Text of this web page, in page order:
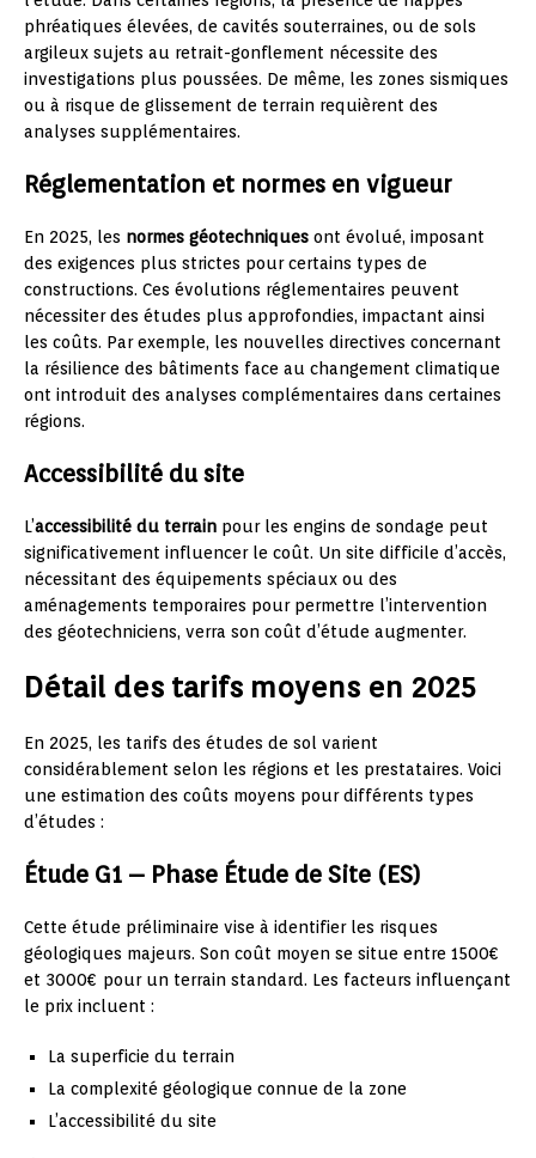
phréatiques élevées, de cavités souterraines, ou de sols
argileux sujets au retrait-gonflement nécessite des
investigations plus poussées. De même, les zones sismiques
ou à risque de glissement de terrain requièrent des
analyses supplémentaires.
Réglementation et normes en vigueur
En 2025, les normes géotechniques ont évolué, imposant
des exigences plus strictes pour certains types de
constructions. Ces évolutions réglementaires peuvent
nécessiter des études plus approfondies, impactant ainsi
les coûts. Par exemple, les nouvelles directives concernant
la résilience des bâtiments face au changement climatique
ont introduit des analyses complémentaires dans certaines
régions.
Accessibilité du site
L’accessibilité du terrain pour les engins de sondage peut
significativement influencer le coût. Un site difficile d’accès,
nécessitant des équipements spéciaux ou des
aménagements temporaires pour permettre l’intervention
des géotechniciens, verra son coût d’étude augmenter.
Détail des tarifs moyens en 2025
En 2025, les tarifs des études de sol varient
considérablement selon les régions et les prestataires. Voici
une estimation des coûts moyens pour différents types
d’études :
Étude G1 – Phase Étude de Site (ES)
Cette étude préliminaire vise à identifier les risques
géologiques majeurs. Son coût moyen se situe entre 1500€
et 3000€ pour un terrain standard. Les facteurs influençant
le prix incluent :
La superficie du terrain
La complexité géologique connue de la zone
L’accessibilité du site